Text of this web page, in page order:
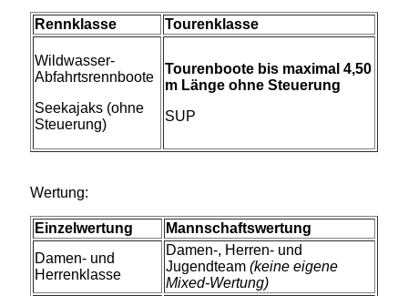
Rennklasse Tourenklasse
Wildwasser-
Abfahrtsrennboote
Seekajaks (ohne
Steuerung)
Tourenboote bis maximal 4,50
m Länge ohne Steuerung
SUP
Wertung:
Einzelwertung
Mannschaftswertung
Damen- und
Herrenklasse
Damen-, Herren- und
Jugendteam (keine eigene
Mixed-Wertung)